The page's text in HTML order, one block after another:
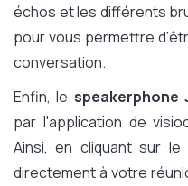
échos et les différents
pour vous permettre
conversation.
Enfin, le speakerphone
par l'application de
Ainsi, en cliquant sur
directement à votre